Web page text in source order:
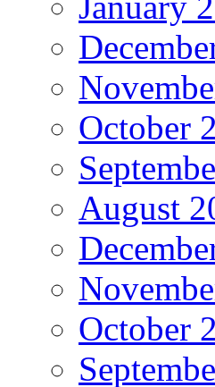
October
August
October